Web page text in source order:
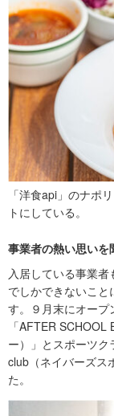
「洋食api」のナポ
トにしている。
事業者の熱い思いを
入居している事業
でしかできないこ
す。９月末にオー
「AFTER
ー）」とスポーツ
club（ネイバーズス
た。